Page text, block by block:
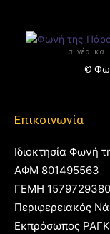
Τα νέα
©
Επικοινωνία
Ιδιοκτησία Φωνή
ΑΦΜ 801495563
ΓΕΜΗ
Περιφερειακός
Εκπρόσωπος